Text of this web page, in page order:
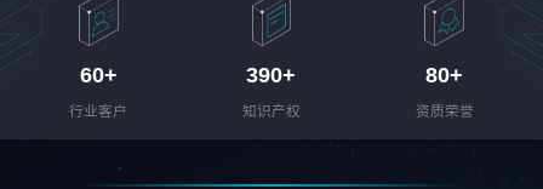
60+
行业客户
390+
知识产权
80+
资质荣誉